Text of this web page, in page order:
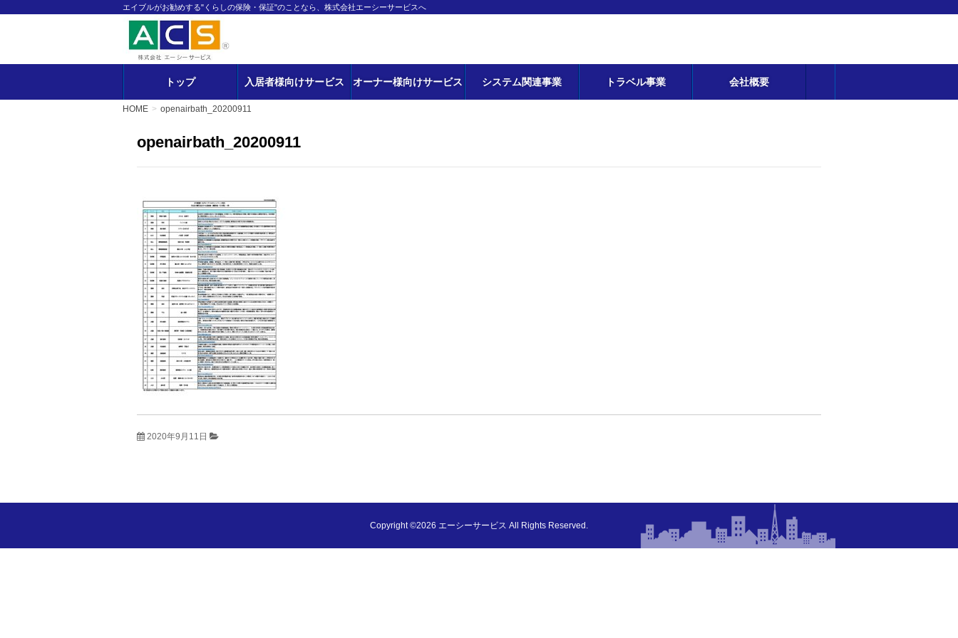
エイブルがお勧めする"くらしの保険・保証"のことなら、株式会社エーシーサービスへ
トップ 入居者様向けサービス オーナー様向けサービス システム関連事業 トラベル事業 会社概要
HOME openairbath_20200911
openairbath_20200911
2020年9月11日
Copyright ©2026 エーシーサービス All Rights Reserved.